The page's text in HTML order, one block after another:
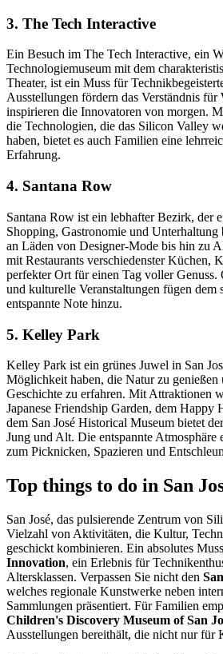
3. The Tech Interactive
Ein Besuch im The Tech Interactive, ein
Technologiemuseum mit dem
Theater, ist ein Muss für
Ausstellungen fördern das Verständnis für
inspirieren die Innovatoren von morgen.
die Technologien, die das Silicon Valley
haben, bietet es auch Familien eine
Erfahrung.
4. Santana Row
Santana Row ist ein lebhafter Bezirk, der
Shopping, Gastronomie und
an Läden von Designer-Mode bis hin zu
mit Restaurants verschiedenster Küchen,
perfekter Ort für einen Tag voller
und kulturelle Veranstaltungen fügen
entspannte Note hinzu.
5. Kelley Park
Kelley Park ist ein grünes Juwel in San
Möglichkeit haben, die Natur zu genießen
Geschichte zu erfahren. Mit Attraktionen
Japanese Friendship Garden, dem
dem San José Historical Museum bietet
Jung und Alt. Die entspannte Atmosphäre
zum Picknicken, Spazieren und
Top things to do in San
San José, das pulsierende Zentrum von
Vielzahl von Aktivitäten, die Kultur,
geschickt kombinieren. Ein absolutes
Innovation, ein Erlebnis für
Altersklassen. Verpassen Sie nicht den
welches regionale Kunstwerke neben
Sammlungen präsentiert. Für Familien
Children's Discovery Museum of San
Ausstellungen bereithält, die nicht nur für